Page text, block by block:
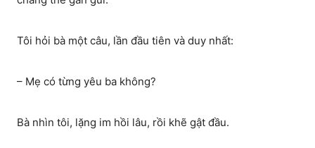
Tôi hỏi bà một câu, lần đầu tiên và duy nhất:
– Mẹ có từng yêu ba không?
Bà nhìn tôi, lặng im hồi lâu, rồi khẽ gật đầu.